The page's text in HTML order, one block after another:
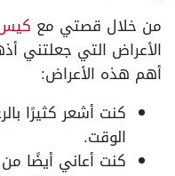
من خلال قصتي مع كيس
الأعراض التي جعلتني
أهم هذه الأعراض:
كنت أشعر كثيرًا
الوقت.
كنت أعاني أيضًا